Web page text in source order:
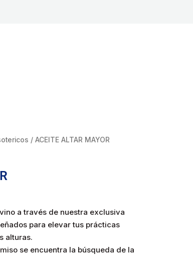
/ ACEITE ALTAR MAYOR
a través de nuestra exclusiva
para elevar tus prácticas
alturas.
se encuentra la búsqueda de la